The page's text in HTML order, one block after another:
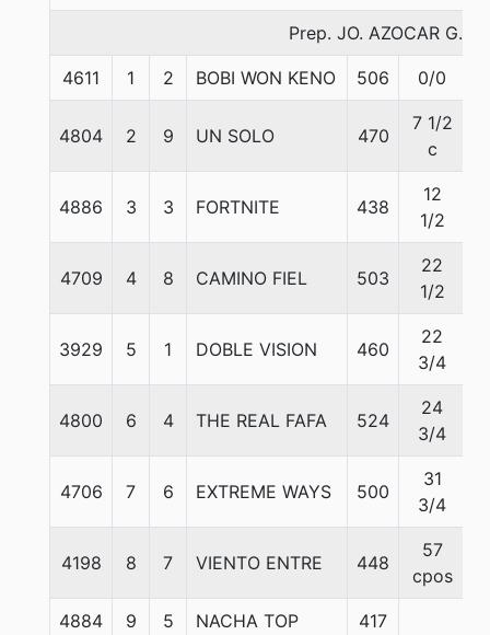
Prep. JO. AZOCAR G.
4611 1 2 BOBI WON KENO 506 0/0
4804 2 9 UN SOLO 470
7 1/2
c
4886 3 3 FORTNITE 438
12
1/2
4709 4 8 CAMINO FIEL 503
22
1/2
3929 5 1 DOBLE VISION 460
22
3/4
4800 6 4 THE REAL FAFA 524
24
3/4
4706 7 6 EXTREME WAYS 500
31
3/4
4198 8 7 VIENTO ENTRE 448
57
cpos
4884 9 5 NACHA TOP 417